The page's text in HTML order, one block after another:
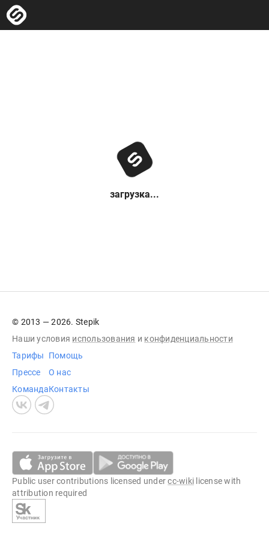
загрузка...
© 2013 — 2026. Stepik
Наши условия использования и конфиденциальности
Тарифы
Прессе
Команда
Помощь
О нас
Контакты
Public user contributions licensed undercc-wiki license with
attribution required